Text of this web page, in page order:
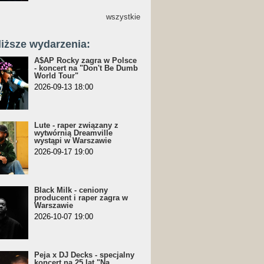
wszystkie
wydarzenia:
A$AP Rocky zagra w Polsce
- koncert na "Don't Be Dumb
World Tour"
2026-09-13 18:00
Lute - raper związany z
wytwórnią Dreamville
wystąpi w Warszawie
2026-09-17 19:00
Black Milk - ceniony
producent i raper zagra w
Warszawie
2026-10-07 19:00
Peja x DJ Decks - specjalny